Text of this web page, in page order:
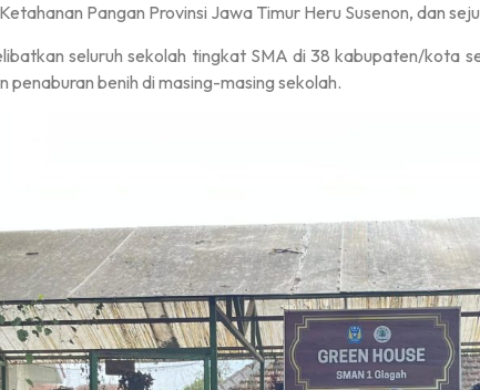
Pangan Provinsi Jawa Timur Heru Susenon, dan
seluruh sekolah tingkat SMA di 38 kabupaten/kota
penaburan benih di masing-masing sekolah.